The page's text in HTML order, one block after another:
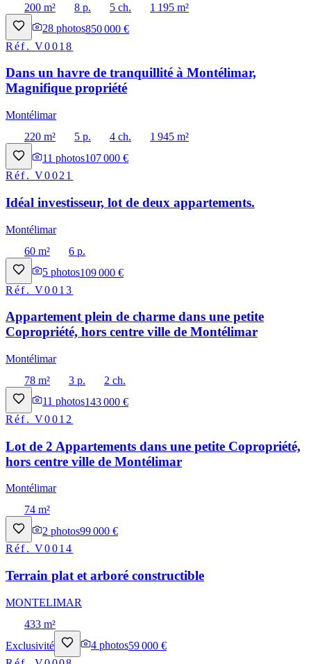
200 m²
8 p. 5 ch.
1 195 m²
28 photos850 000 €
Réf.V0018
Dans un havre de tranquillité à Montélimar,
Magnifique propriété
Montélimar
220 m²
5 p. 4 ch.
1 945 m²
11 photos107 000 €
Réf.V0021
Idéal investisseur, lot de deux appartements.
Montélimar
60 m²
6 p.
5 photos109 000 €
Réf.V0013
Appartement plein de charme dans une petite
Copropriété, hors centre ville de Montélimar
Montélimar
78 m²
3 p.
2 ch.
11 photos143 000 €
Réf.V0012
Lot de 2 Appartements dans une petite Copropriété,
hors centre ville de Montélimar
Montélimar
74 m²
2 photos99 000 €
Réf.V0014
Terrain plat et arboré constructible
MONTELIMAR
433 m²
Exclusivité
4 photos59 000 €